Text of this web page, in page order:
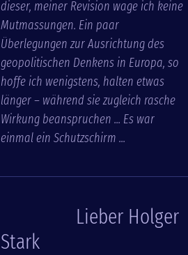
dieser, meiner Revision wage ich keine
Mutmassungen. Ein paar
Überlegungen zur Ausrichtung des
geopolitischen Denkens in Europa, so
hoffe ich wenigstens, halten etwas
länger – während sie zugleich rasche
Wirkung beanspruchen ... Es war
einmal ein Schutzschirm ...
Lieber Holger
Stark